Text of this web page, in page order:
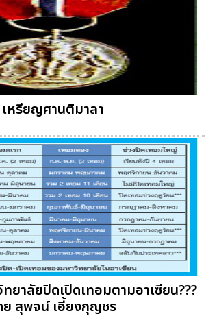
เหรียญศานติมาลา
ยาลัยปิดเปิดเทอมตามอาเซียน???
ย สุพจน์ เอี้ยงกุญชร